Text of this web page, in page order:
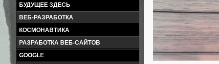
БУДУЩЕЕ ЗДЕСЬ
ВЕБ-РАЗРАБОТКА
КОСМОНАВТИКА
РАЗРАБОТКА ВЕБ-САЙТОВ
GOOGLE